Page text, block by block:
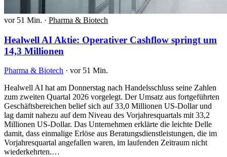
vor 51 Min. · Pharma & Biotech
Healwell AI Aktie: Operativer Cashflow springt um
14,3 Millionen
Pharma & Biotech · vor 51 Min.
Healwell AI hat am Donnerstag nach Handelsschluss seine Zahlen
zum zweiten Quartal 2026 vorgelegt. Der Umsatz aus fortgeführten
Geschäftsbereichen belief sich auf 33,0 Millionen US-Dollar und
lag damit nahezu auf dem Niveau des Vorjahresquartals mit 33,2
Millionen US-Dollar. Das Unternehmen erklärte die leichte Delle
damit, dass einmalige Erlöse aus Beratungsdienstleistungen, die im
Vorjahresquartal angefallen waren, im laufenden Zeitraum nicht
wiederkehrten.…